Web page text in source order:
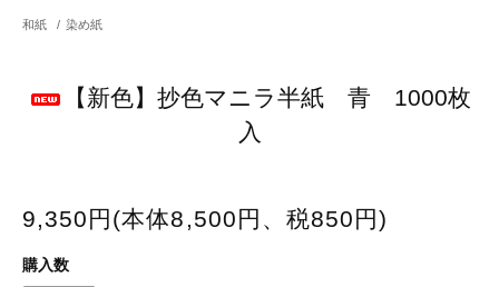
和紙 / 染め紙
【新色】抄色マニラ半紙 青 1000枚
入
9,350円(本体8,500円、税850円)
購入数